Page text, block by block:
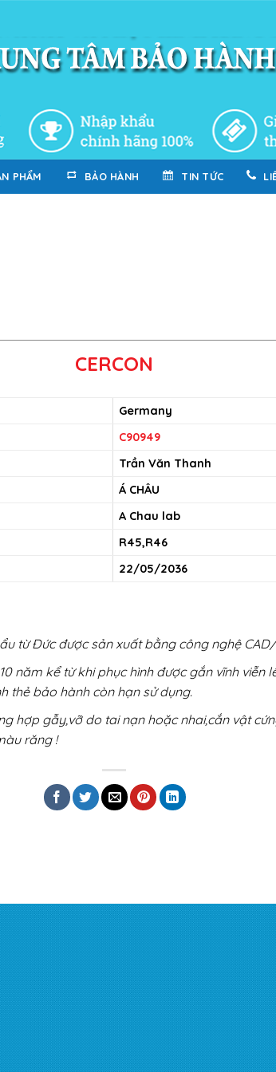
PHẨM BẢO HÀNH TIN TỨC
CERCON
Germany
C90949
Trần Văn Thanh
Á CHÂU
A Chau lab
R45,R46
22/05/2036
từ Đức được sản xuất bằng công nghệ CAD/
năm kể từ khi phục hình được gắn vĩnh viễn
thẻ bảo hành còn hạn sử dụng.
hợp gẫy,vỡ do tai nạn hoặc nhai,cắn vật
răng !